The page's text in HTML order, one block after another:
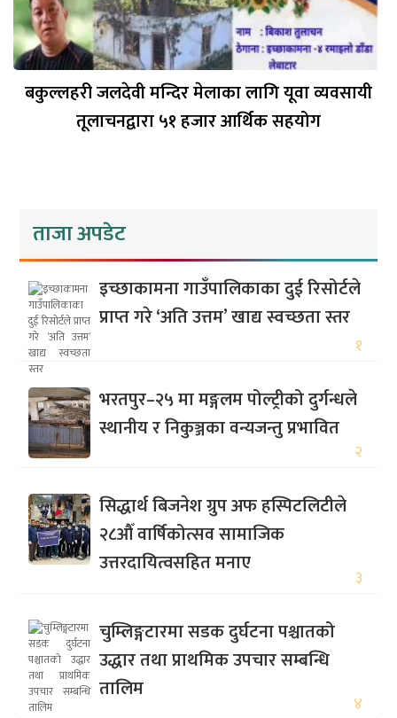
बकुल्लहरी जलदेवी मन्दिर मेलाका लागि यूवा व्यवसायी
तूलाचनद्वारा ५१ हजार आर्थिक सहयोग
ताजा अपडेट
इच्छाकामना गाउँपालिकाका दुई रिसोर्टले
प्राप्त गरे ‘अति उत्तम’ खाद्य स्वच्छता स्तर
१
भरतपुर–२५ मा मङ्गलम पोल्ट्रीको दुर्गन्धले
स्थानीय र निकुञ्जका वन्यजन्तु प्रभावित
२
सिद्धार्थ बिजनेश ग्रुप अफ हस्पिटलिटीले
२८औँ वार्षिकोत्सव सामाजिक
उत्तरदायित्वसहित मनाए
३
चुम्लिङ्गटारमा सडक दुर्घटना पश्चातको
उद्धार तथा प्राथमिक उपचार सम्बन्धि
तालिम
४